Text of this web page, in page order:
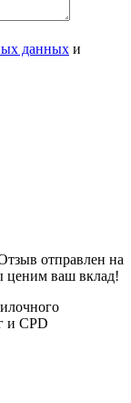
данных и
отправлен на
ценим ваш вклад!
и CPD